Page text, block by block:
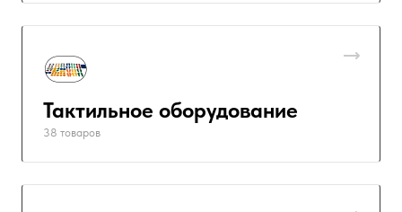
Тактильное оборудование
38 товаров